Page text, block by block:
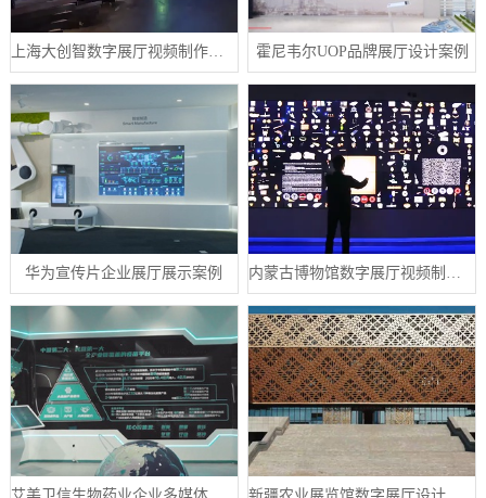
上海大创智数字展厅视频制作案例分享 霍尼韦尔UOP品牌展厅设计案例
华为宣传片企业展厅展示案例 内蒙古博物馆数字展厅视频制作宣传片案例